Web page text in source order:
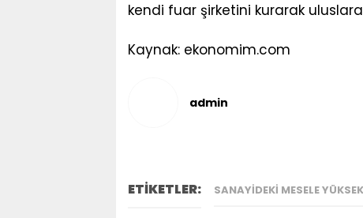
kendi fuar şirketini kurarak
Kaynak: ekonomim.com
admin
ETİKETLER: SANAYIDEKI MESELE